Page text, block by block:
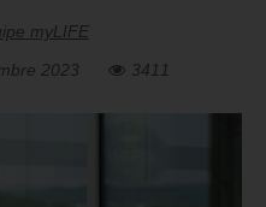
myLIFE
2023 3411